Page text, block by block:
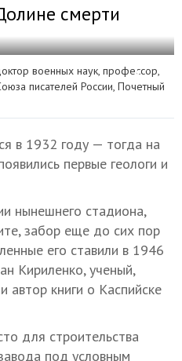
смерти
военных наук, профессор,
писателей России, Почетный
в 1932 году — тогда на
первые геологи и
нынешнего стадиона,
забор еще до сих пор
его ставили в 1946
Кириленко, ученый,
автор книги о Каспийске
для строительства
под условным